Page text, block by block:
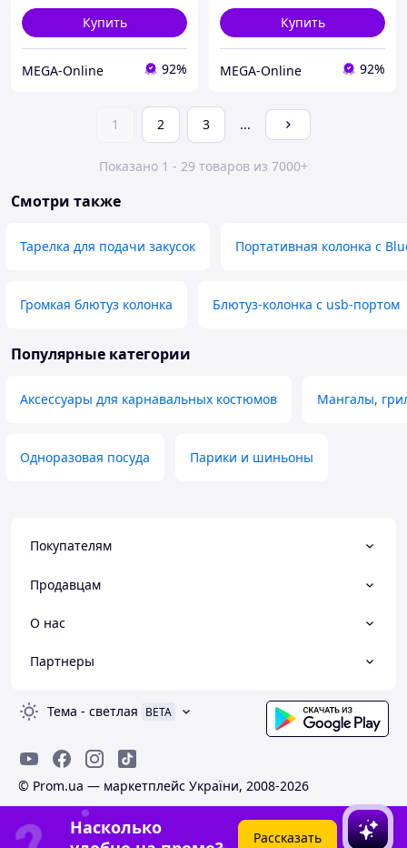
Купить
MEGA-Online 92%
Купить
MEGA-Online 92%
1 2 3 ...
Показано 1 - 29 товаров из 7000+
Смотри также
Тарелка для подачи закусок Портативная колонка с
Громкая блютуз колонка Блютуз-колонка с usb-портом
Популярные категории
Аксессуары для карнавальных костюмов Мангалы,
Одноразовая посуда Парики и шиньоны
Покупателям
Продавцам
О нас
Партнеры
Тема - светлая BETA
© Prom.ua — маркетплейс України, 2008-2026
Насколько
Рассказать